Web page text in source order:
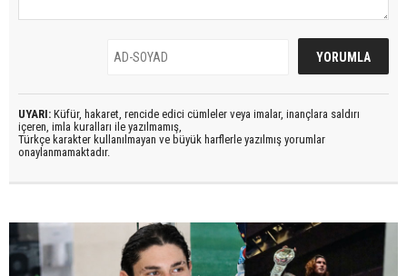
UYARI: Küfür, hakaret, rencide edici cümleler veya imalar, inançlara saldırı
içeren, imla kuralları ile yazılmamış,
Türkçe karakter kullanılmayan ve büyük harflerle yazılmış yorumlar
onaylanmamaktadır.